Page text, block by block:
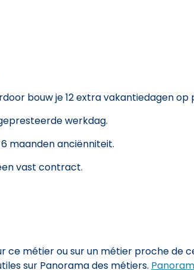
bouw je 12 extra vakantiedagen op
werkdag.
maanden anciënniteit.
vast contract.
ce métier ou sur un métier proche de
sur Panorama des métiers.